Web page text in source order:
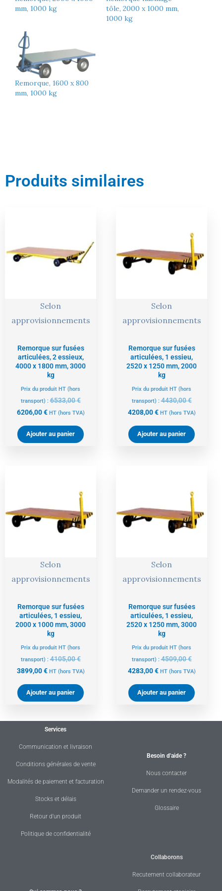
mm, 1000 kg
tôle, 2000 x 1000 mm,
1000 kg
Remorque, 1600 x 800
mm, 1000 kg
Produits similaires
Selon
approvisionnements
Remorque sur fusées
articulées, 2 essieux,
4000 x 1800 mm, 3000
kg
Prix du produit HT (hors
transport) :6533,00€
était :
6533,00 €.
6206,00€
6206,00 €.
HT (hors TVA)
Ajouter au panier
Selon
approvisionnements
Remorque sur fusées
articulées, 1 essieu,
2520 x 1250 mm, 2000
kg
Prix du produit HT (hors
transport) :4430,00€
initial
était :
4430,00
4208,00€
4208,00 €.
HT (hors TVA)
Ajouter au panier
Selon
approvisionnements
Remorque sur fusées
articulées, 1 essieu,
2000 x 1000 mm, 3000
kg
Prix du produit HT (hors
transport) :4105,00€
initial
était :
4105,00 €.
3899,00€
3899,00 €.
HT (hors TVA)
Ajouter au panier
Selon
approvisionnements
Remorque sur fusées
articulées, 1 essieu,
2520 x 1250 mm, 3000
kg
Prix du produit HT (hors
transport) :4509,00€
initial
était :
4509,00
4283,00€
4283,00 €.
HT (hors TVA)
Ajouter au panier
Services
Communication et livraison
Conditions générales de vente
Modalités de paiement et facturation
Stocks et délais
Retour d'un produit
Politique de confidentialité
Besoin d'aide ?
Nous contacter
Demander un rendez-vous
Glossaire
Collaborons
Recutement collaborateur